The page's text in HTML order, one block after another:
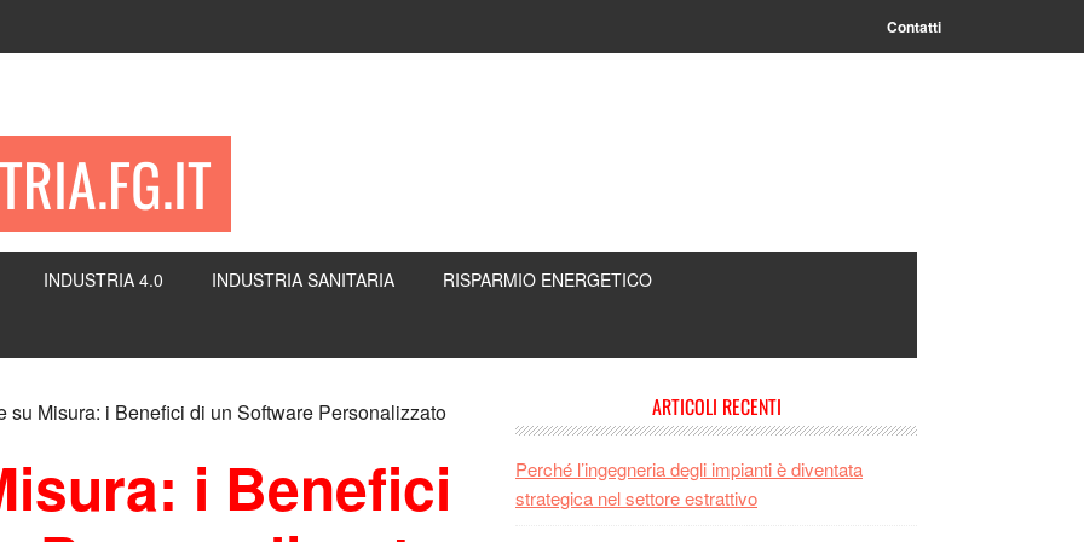
Contatti
INDUSTRIA 4.0 INDUSTRIA SANITARIA RISPARMIO ENERGETICO
su Misura: i Benefici di un Software Personalizzato
i Benefici
Sidebar
ARTICOLI RECENTI
Perché l’ingegneria degli impianti è diventata
strategica nel settore estrattivo